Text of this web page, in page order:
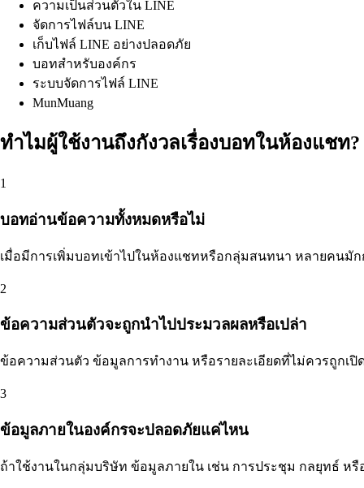
ความเป็นส่วนตัวใน LINE
จัดการไฟล์บน LINE
เก็บไฟล์ LINE อย่างปลอดภัย
บอทสำหรับองค์กร
ระบบจัดการไฟล์ LINE
MunMuang
ทำไมผู้ใช้งานถึงกังวลเรื่องบอทในห้องแชท?
1
บอทอ่านข้อความทั้งหมดหรือไม่
เมื่อมีการเพิ่มบอทเข้าไปในห้องแชทหรือกลุ่มสนทนา หลายคน
2
ข้อความส่วนตัวจะถูกนำไปประมวลผลหรือเปล่า
ข้อความส่วนตัว ข้อมูลการทำงาน หรือรายละเอียดที่ไม่ควรถูกเปิ
3
ข้อมูลภายในองค์กรจะปลอดภัยแค่ไหน
ถ้าใช้งานในกลุ่มบริษัท ข้อมูลภายใน เช่น การประชุม กลยุทธ์ ห